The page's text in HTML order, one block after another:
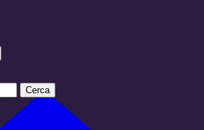
Cerca